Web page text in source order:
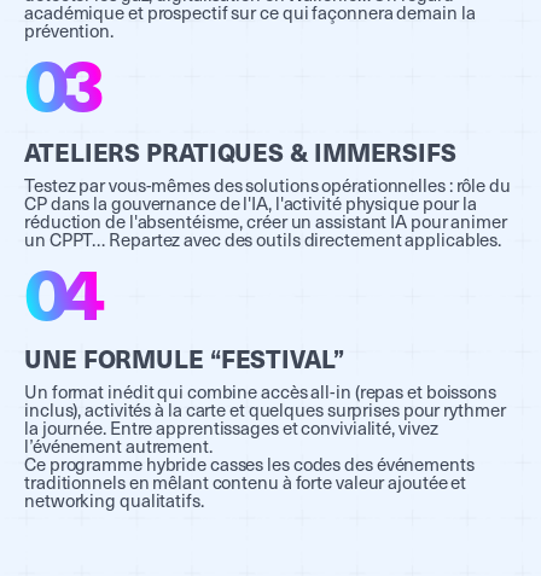
académique et prospectif sur ce qui façonnera demain la
prévention.
03
ATELIERS PRATIQUES & IMMERSIFS
Testez par vous-mêmes des solutions opérationnelles : rôle du
CP dans la gouvernance de l'IA, l'activité physique pour la
réduction de l'absentéisme, créer un assistant IA pour animer
un CPPT… Repartez avec des outils directement applicables.
04
UNE FORMULE “FESTIVAL”
Un format inédit qui combine accès all-in (repas et boissons
inclus), activités à la carte et quelques surprises pour rythmer
la journée. Entre apprentissages et convivialité, vivez
l’événement autrement.
Ce programme hybride casses les codes des événements
traditionnels en mêlant contenu à forte valeur ajoutée et
networking qualitatifs.